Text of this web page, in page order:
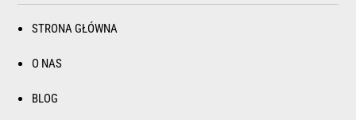
STRONA GŁÓWNA
O NAS
BLOG